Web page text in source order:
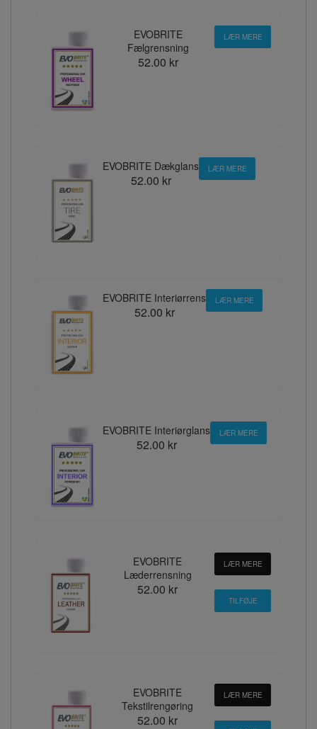
EVOBRITE
Fælgrensning
52.00 kr
LÆR MERE
EVOBRITE Dækglans
52.00 kr
LÆR MERE
EVOBRITE Interiørrens
52.00 kr
LÆR MERE
EVOBRITE Interiørglans
52.00 kr
LÆR MERE
EVOBRITE
Læderrensning
52.00 kr
LÆR MERE
EVOBRITE
Tekstilrengøring
52.00 kr
LÆR MERE